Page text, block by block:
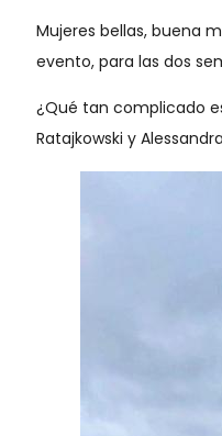
Mujeres bellas, buena
evento, para las dos
¿Qué tan complicado
Ratajkowski y